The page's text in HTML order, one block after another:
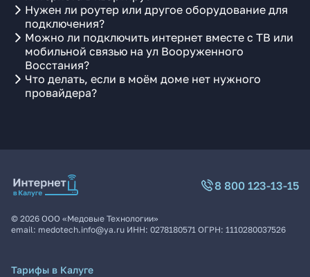
Нужен ли роутер или другое оборудование для
подключения?
Можно ли подключить интернет вместе с ТВ или
мобильной связью на ул Вооруженного
Восстания?
Что делать, если в моём доме нет нужного
провайдера?
8 800 123-13-15
© 2026 ООО «Медовые Технологии»
email: medotech.info@ya.ru ИНН: 0278180571 ОГРН: 1110280037526
Тарифы в Калуге